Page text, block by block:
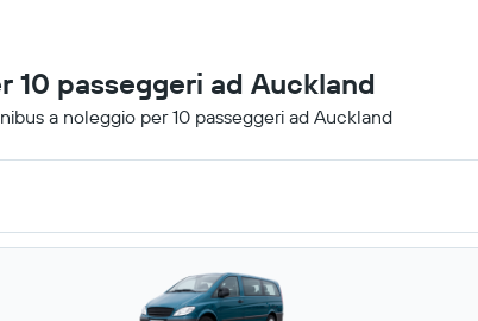
10 passeggeri ad Auckland
a noleggio per 10 passeggeri ad Auckland